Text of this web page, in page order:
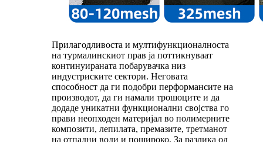
Прилагодливоста и мултифункционалноста
на турмалинскиот прав ја поттикнуваат
континуираната побарувачка низ
индустриските сектори. Неговата
способност да ги подобри перформансите на
производот, да ги намали трошоците и да
додаде уникатни функционални својства го
прави неопходен материјал во полимерните
композити, лепилата, премазите, третманот
на отпадни води и пошироко. За разлика од